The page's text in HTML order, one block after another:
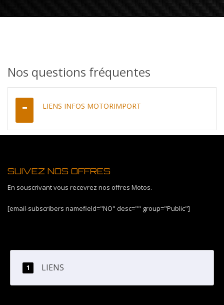
Nos questions fréquentes
LIENS INFOS MOTORIMPORT
SUIVEZ NOS OFFRES
En souscrivant vous recevrez nos offres Motos.
[email-subscribers namefield="NO" desc="" group="Public"]
LIENS